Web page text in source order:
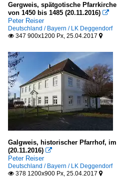
Gergweis, spätgotische
von 1450 bis 1485 (20.11.2016) 
Peter Reiser
Deutschland / Bayern / LK Deggendorf
 347 900x1200 Px, 25.04.2017 
Galgweis, historischer Pfarrhof, im
(20.11.2016) 
Peter Reiser
Deutschland / Bayern / LK Deggendorf
 378 1200x900 Px, 25.04.2017 